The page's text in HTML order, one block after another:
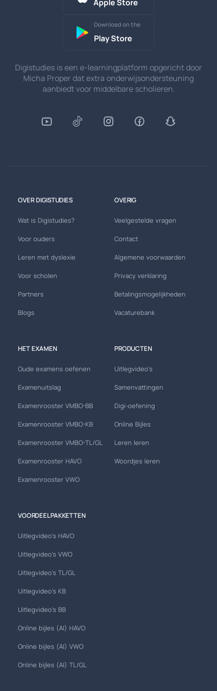
Apple Store
Download on the
Play Store
Digistudies is een e-learningplatform opgericht door
Micha Proper dat extra onderwijsondersteuning
aanbiedt voor middelbare scholieren.
OVER DIGISTUDIES
Wat is Digistudies?
Voor ouders
Leren met dyslexie
Voor scholen
Partners
Blogs
OVERIG
Veelgestelde vragen
Contact
Algemene voorwaarden
Privacy verklaring
Betalingsmogelijkheden
Vacaturebank
HET EXAMEN
Oude examens oefenen
Examenuitslag
Examenrooster VMBO-BB
Examenrooster VMBO-KB
Examenrooster VMBO-TL/GL
Examenrooster HAVO
Examenrooster VWO
PRODUCTEN
Uitlegvideo's
Samenvattingen
Digi-oefening
Online Bijles
Leren leren
Woordjes leren
VOORDEELPAKKETTEN
Uitlegvideo's HAVO
Uitlegvideo's VWO
Uitlegvideo's TL/GL
Uitlegvideo's KB
Uitlegvideo's BB
Online bijles (AI) HAVO
Online bijles (AI) VWO
Online bijles (AI) TL/GL